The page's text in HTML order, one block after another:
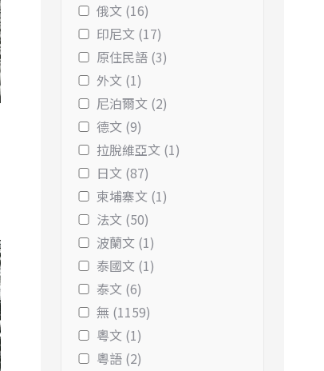
俄文 (16)
印尼文 (17)
原住民語 (3)
外文 (1)
尼泊爾文 (2)
德文 (9)
拉脫維亞文 (1)
日文 (87)
柬埔寨文 (1)
法文 (50)
波蘭文 (1)
泰國文 (1)
泰文 (6)
無 (1159)
粵文 (1)
粵語 (2)